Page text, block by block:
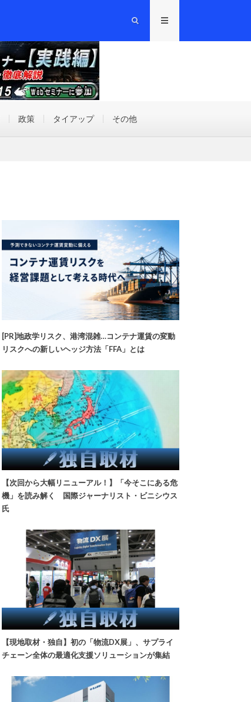
政策 タイアップ その他
[PR]地政学リスク、港湾混雑…コンテナ運賃の変動
リスクへの新しいヘッジ方法「FFA」とは
【次回から大幅リニューアル！】「今そこにある危
機」を読み解く 国際ジャーナリスト・ビニシウス
氏
【現地取材・独自】初の「物流DX展」、サプライ
チェーン全体の最適化支援ソリューションが集結